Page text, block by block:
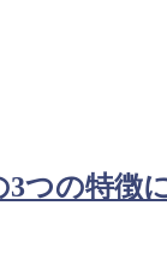
つの特徴